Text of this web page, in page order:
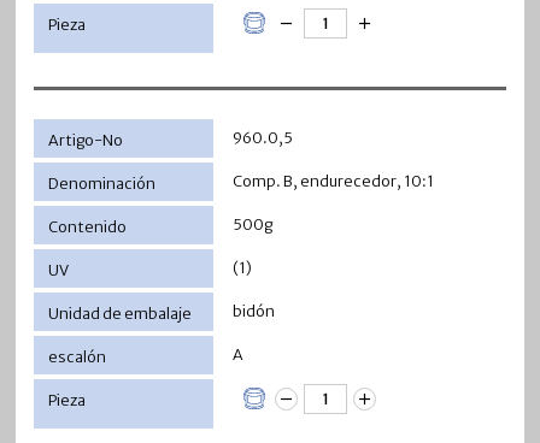
960.0,5
Comp. B, endurecedor, 10:1
500g
(1)
bidón
A